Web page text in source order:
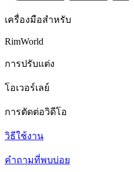
เครื่องมือสำหรับ
RimWorld
การปรับแต่ง
โอเวอร์เลย์
การตัดต่อวิดีโอ
วิธีใช้งาน
คำถามที่พบบ่อย